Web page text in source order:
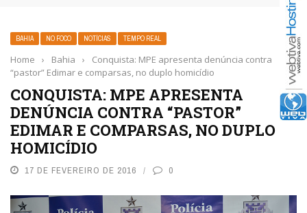
BAHIA NO FOCO NOTÍCIAS TEMPO REAL
Home › Bahia ›
Conquista: MPE apresenta denúncia contra
“pastor” Edimar e comparsas, no duplo homicídio
CONQUISTA: MPE APRESENTA
DENÚNCIA CONTRA “PASTOR”
EDIMAR E COMPARSAS, NO DUPLO
HOMICÍDIO
17 DE FEVEREIRO DE 2016 0